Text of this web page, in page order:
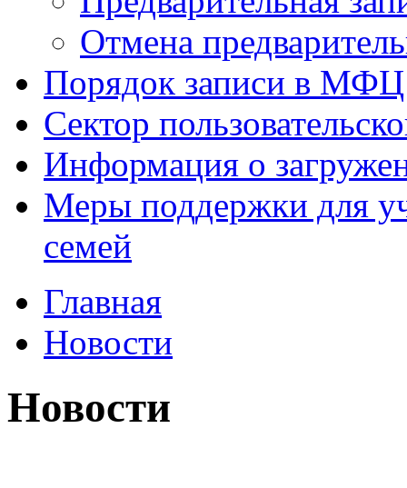
Отмена
Порядок записи в МФЦ
Сектор
Информация о
Меры поддержки для
семей
Главная
Новости
Новости